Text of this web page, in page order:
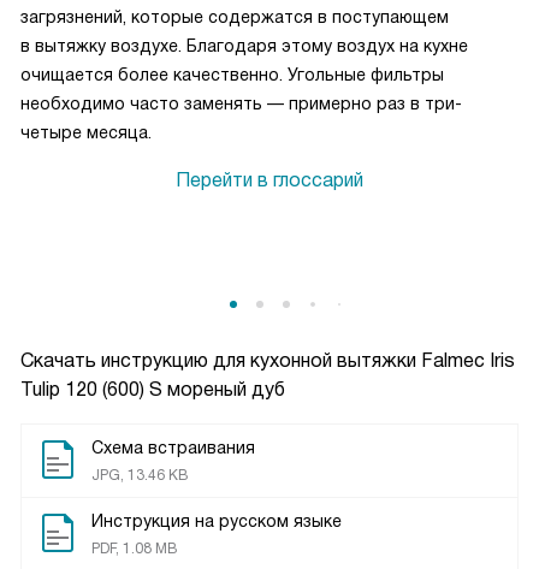
Скачать инструкцию для кухонной вытяжки Falmec Iris
Tulip 120 (600) S мореный дуб
Схема встраивания
JPG, 13.46 KB
Инструкция на русском языке
PDF, 1.08 MB
загрязнений, которые содержатся в поступающем
в вытяжку воздухе. Благодаря этому воздух на кухне
очищается более качественно. Угольные фильтры
необходимо часто заменять — примерно раз в три-
четыре месяца.
Перейти в глоссарий